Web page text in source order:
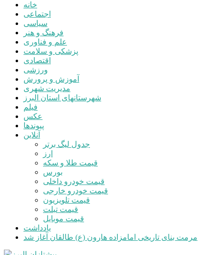
خانه
اجتماعی
سیاسی
فرهنگ و هنر
علم و فناوری
پزشکی و سلامت
اقتصادی
ورزشی
آموزش و پرورش
مدیریت شهری
شهرستانهای استان البرز
فیلم
عکس
پیوندها
آنلاین
جدول لیگ برتر
ارز
قیمت طلا و سکه
بورس
قیمت خودرو داخلی
قیمت خودرو خارجی
قیمت تلویزیون
قیمت تبلت
قیمت موبایل
یادداشت
مرمت بنای تاریخی امامزاده هارون (ع) طالقان آغاز شد